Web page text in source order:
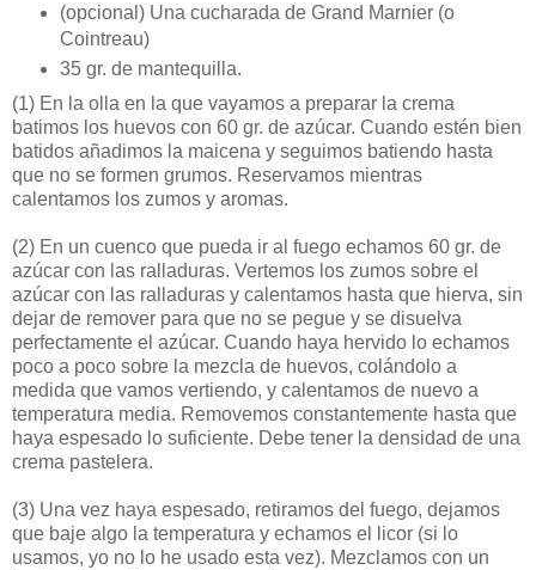
(opcional) Una cucharada de Grand Marnier (o
Cointreau)
35 gr. de mantequilla.
(1) En la olla en la que vayamos a preparar la crema
batimos los huevos con 60 gr. de azúcar. Cuando estén bien
batidos añadimos la maicena y seguimos batiendo hasta
que no se formen grumos. Reservamos mientras
calentamos los zumos y aromas.
(2) En un cuenco que pueda ir al fuego echamos 60 gr. de
azúcar con las ralladuras. Vertemos los zumos sobre el
azúcar con las ralladuras y calentamos hasta que hierva, sin
dejar de remover para que no se pegue y se disuelva
perfectamente el azúcar. Cuando haya hervido lo echamos
poco a poco sobre la mezcla de huevos, colándolo a
medida que vamos vertiendo, y calentamos de nuevo a
temperatura media. Removemos constantemente hasta que
haya espesado lo suficiente. Debe tener la densidad de una
crema pastelera.
(3) Una vez haya espesado, retiramos del fuego, dejamos
que baje algo la temperatura y echamos el licor (si lo
usamos, yo no lo he usado esta vez). Mezclamos con un